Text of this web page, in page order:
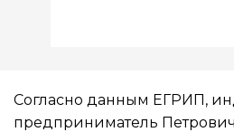
Согласно данным ЕГРИП,
предприниматель